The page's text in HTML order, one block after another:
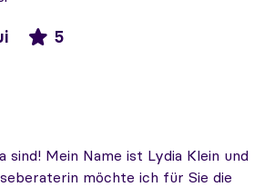
5
sind! Mein Name ist Lydia Klein und
möchte ich für Sie die